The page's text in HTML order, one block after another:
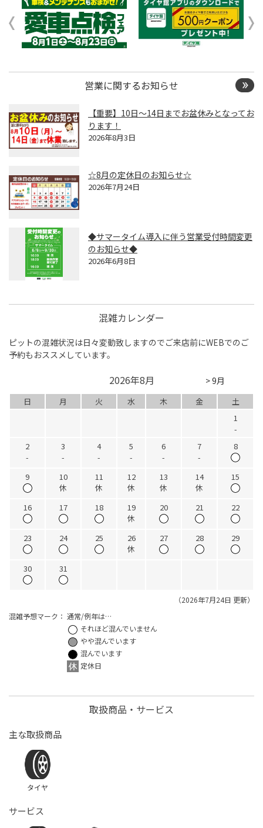
営業に関するお知らせ
【重要】10日～14日までお盆休みとなってお
ります！
2026年8月3日
☆8月の定休日のお知らせ☆
2026年7月24日
◆サマータイム導入に伴う営業受付時間変更
のお知らせ◆
2026年6月8日
混雑カレンダー
ピットの混雑状況は日々変動致しますのでご来店前にWEBでのご
予約もおススメしています。
> 9月
2026年8月
日 月 火 水 木 金
土
1
-
2
-
3
-
4
-
5
-
6
-
7
-
8
9
10
休
11
休
12
休
13
休
14
休
15
16 17 18
19
休
20 21 22
23 24 25
26
休
27 28 29
30 31
（2026年7月24日 更新）
混雑予想マーク： 通常/例年は…
それほど混んでいません
やや混んでいます
混んでいます
定休日
取扱商品・サービス
主な取扱商品
タイヤ
サービス